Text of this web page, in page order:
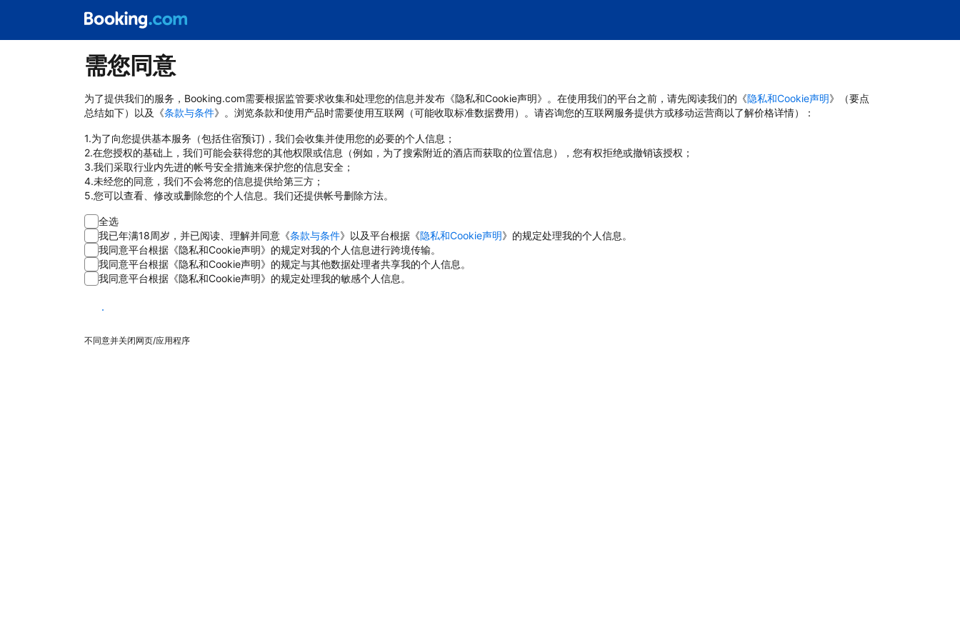
需您同意
为了提供我们的服务，Booking.com需要根据监管要求收集和处理您的信息并发布《隐私和Cookie声明》。在使用我们的平台之前，请先阅读我们的《隐私和Cookie声明》（要点
总结如下）以及《条款与条件》。浏览条款和使用产品时需要使用互联网（可能收取标准数据费用）。请咨询您的互联网服务提供方或移动运营商以了解价格详情）：
1.为了向您提供基本服务（包括住宿预订)，我们会收集并使用您的必要的个人信息；
2.在您授权的基础上，我们可能会获得您的其他权限或信息（例如，为了搜索附近的酒店而获取的位置信息），您有权拒绝或撤销该授权；
3.我们采取行业内先进的帐号安全措施来保护您的信息安全；
4.未经您的同意，我们不会将您的信息提供给第三方；
5.您可以查看、修改或删除您的个人信息。我们还提供帐号删除方法。
全选
我已年满18周岁，并已阅读、理解并同意《条款与条件》以及平台根据《隐私和Cookie声明》的规定处理我的个人信息。
我同意平台根据《隐私和Cookie声明》的规定对我的个人信息进行跨境传输。
我同意平台根据《隐私和Cookie声明》的规定与其他数据处理者共享我的个人信息。
我同意平台根据《隐私和Cookie声明》的规定处理我的敏感个人信息。
同意
不同意并关闭网页/应用程序